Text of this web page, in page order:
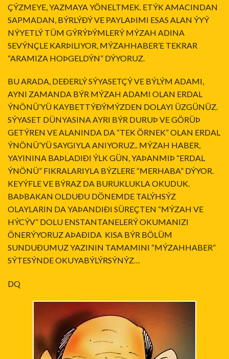
ÇÝZMEYE, YAZMAYA YÖNELTMEK. ETÝK AMACINDAN
SAPMADAN, BÝRLÝÐÝ VE PAYLAÞIMI ESAS ALAN ÝYÝ
NÝYETLÝ TÜM GÝRÝÞÝMLERÝ MÝZAH ADINA
SEVÝNÇLE KARÞILIYOR, MÝZAHHABER’E TEKRAR
“ARAMIZA HOÞGELDÝN” DÝYORUZ.
BU ARADA, DEÐERLÝ SÝYASETÇÝ VE BÝLÝM ADAMI,
AYNI ZAMANDA BÝR MÝZAH ADAMI OLAN ERDAL
ÝNÖNÜ’YÜ KAYBETTÝÐÝMÝZDEN DOLAYI ÜZGÜNÜZ.
SÝYASET DÜNYASINA AYRI BÝR DURUÞ VE GÖRÜÞ
GETÝREN VE ALANINDA DA “TEK ÖRNEK” OLAN ERDAL
ÝNÖNÜ’YÜ SAYGIYLA ANIYORUZ.. MÝZAH HABER,
YAYININA BAÞLADIÐI ÝLK GÜN, YAÞANMIÞ “ERDAL
ÝNÖNÜ” FIKRALARIYLA BÝZLERE “MERHABA” DÝYOR.
KEYÝFLE VE BÝRAZ DA BURUKLUKLA OKUDUK.
BAÞBAKAN OLDUÐU DÖNEMDE TALÝHSÝZ
OLAYLARIN DA YAÞANDIÐI SÜREÇTEN “MÝZAH VE
HÝCÝV” DOLU ENSTANTANELERÝ OKUMANIZI
ÖNERÝYORUZ AÞAÐIDA KISA BÝR BÖLÜM
SUNDUÐUMUZ YAZININ TAMAMINI “MÝZAHHABER”
SÝTESÝNDE OKUYABÝLÝRSÝNÝZ…
DQ